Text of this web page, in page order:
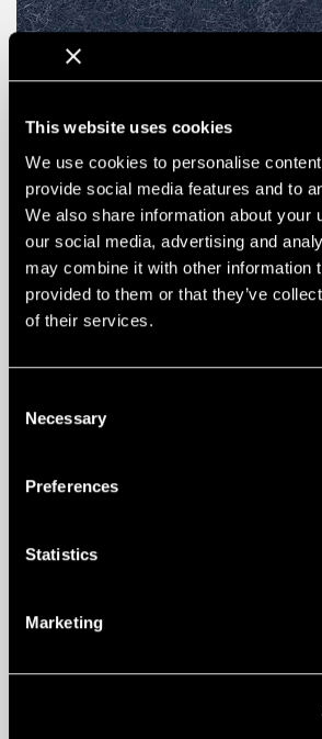
This website uses cookies
We use cookies to personalise
provide social media features and to
We also share information about your
our social media, advertising and
may combine it with other information
provided to them or that they’ve
of their services.
Selection
Necessary
Preferences
Statistics
Marketing